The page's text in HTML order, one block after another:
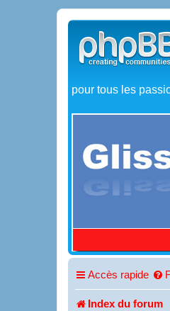
pour tous les
Accès rapide
Index du forum